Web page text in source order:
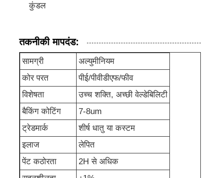
रंग कोटेड एल्यूमीनियम कॉइल
एल्यूमीनियम का तार
एल्यूमीनियम पट्टी का तार
एल्यूमीनियम चेकर प्लेट
उभरा एल्यूमीनियम
कुंडल
तकनीकी मापदंड:
सामग्री
अल्युमीनियम
कोर परत
पीई/पीवीडीएफ/फीव
विशेषता
उच्च शक्ति, अच्छी वेल्डेबिलिटी
बैकिंग कोटिंग
7-8um
ट्रेडमार्क
शीर्ष धातु या कस्टम
इलाज
लेपित
पेंट कठोरता
2H से अधिक